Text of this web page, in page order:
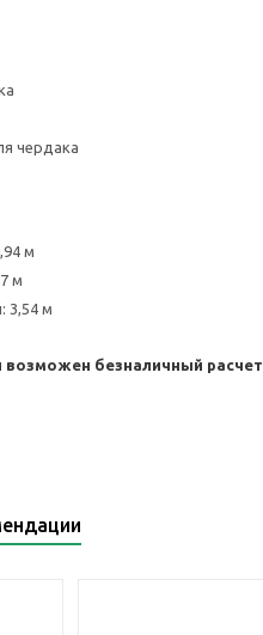
чердака
м
м
3,54 м
безналичный расчет